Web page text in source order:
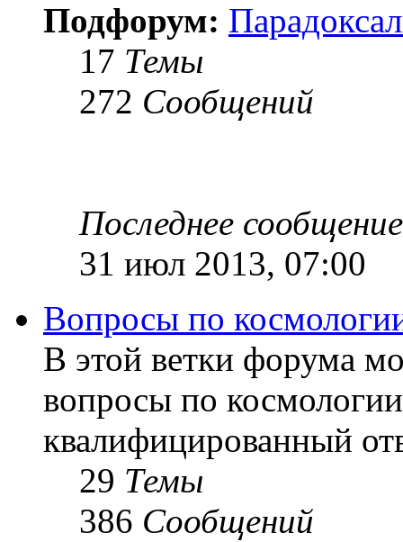
Подфорум:
17 Темы
272 Сообщений
Последнее сообщение
31 июл 2013, 07:00
Вопросы по
В этой ветки форума
вопросы по
квалифицированный
29 Темы
386 Сообщений